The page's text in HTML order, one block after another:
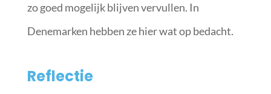
zo goed mogelijk blijven vervullen. In
Denemarken hebben ze hier wat op bedacht.
Reflectie